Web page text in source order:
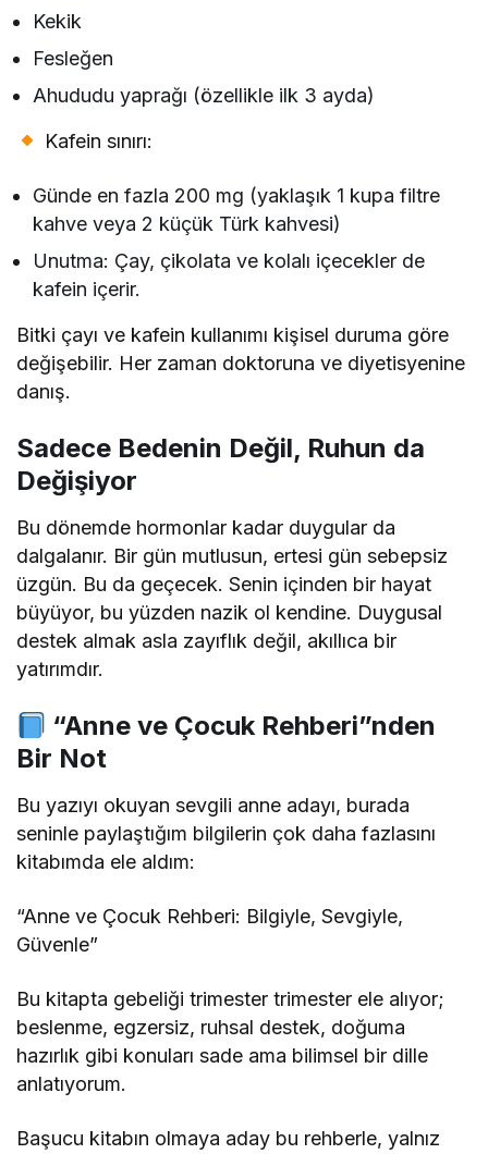
Kekik
Fesleğen
Ahududu yaprağı (özellikle ilk 3 ayda)
Kafein sınırı:
Günde en fazla 200 mg (yaklaşık 1 kupa filtre
kahve veya 2 küçük Türk kahvesi)
Unutma: Çay, çikolata ve kolalı içecekler de
kafein içerir.
Bitki çayı ve kafein kullanımı kişisel duruma göre
değişebilir. Her zaman doktoruna ve diyetisyenine
danış.
Sadece Bedenin Değil, Ruhun da
Değişiyor
Bu dönemde hormonlar kadar duygular da
dalgalanır. Bir gün mutlusun, ertesi gün sebepsiz
üzgün. Bu da geçecek. Senin içinden bir hayat
büyüyor, bu yüzden nazik ol kendine. Duygusal
destek almak asla zayıflık değil, akıllıca bir
yatırımdır.
“Anne ve Çocuk Rehberi”nden
Bir Not
Bu yazıyı okuyan sevgili anne adayı, burada
seninle paylaştığım bilgilerin çok daha fazlasını
kitabımda ele aldım:
“Anne ve Çocuk Rehberi: Bilgiyle, Sevgiyle,
Güvenle”
Bu kitapta gebeliği trimester trimester ele alıyor;
beslenme, egzersiz, ruhsal destek, doğuma
hazırlık gibi konuları sade ama bilimsel bir dille
anlatıyorum.
Başucu kitabın olmaya aday bu rehberle, yalnız